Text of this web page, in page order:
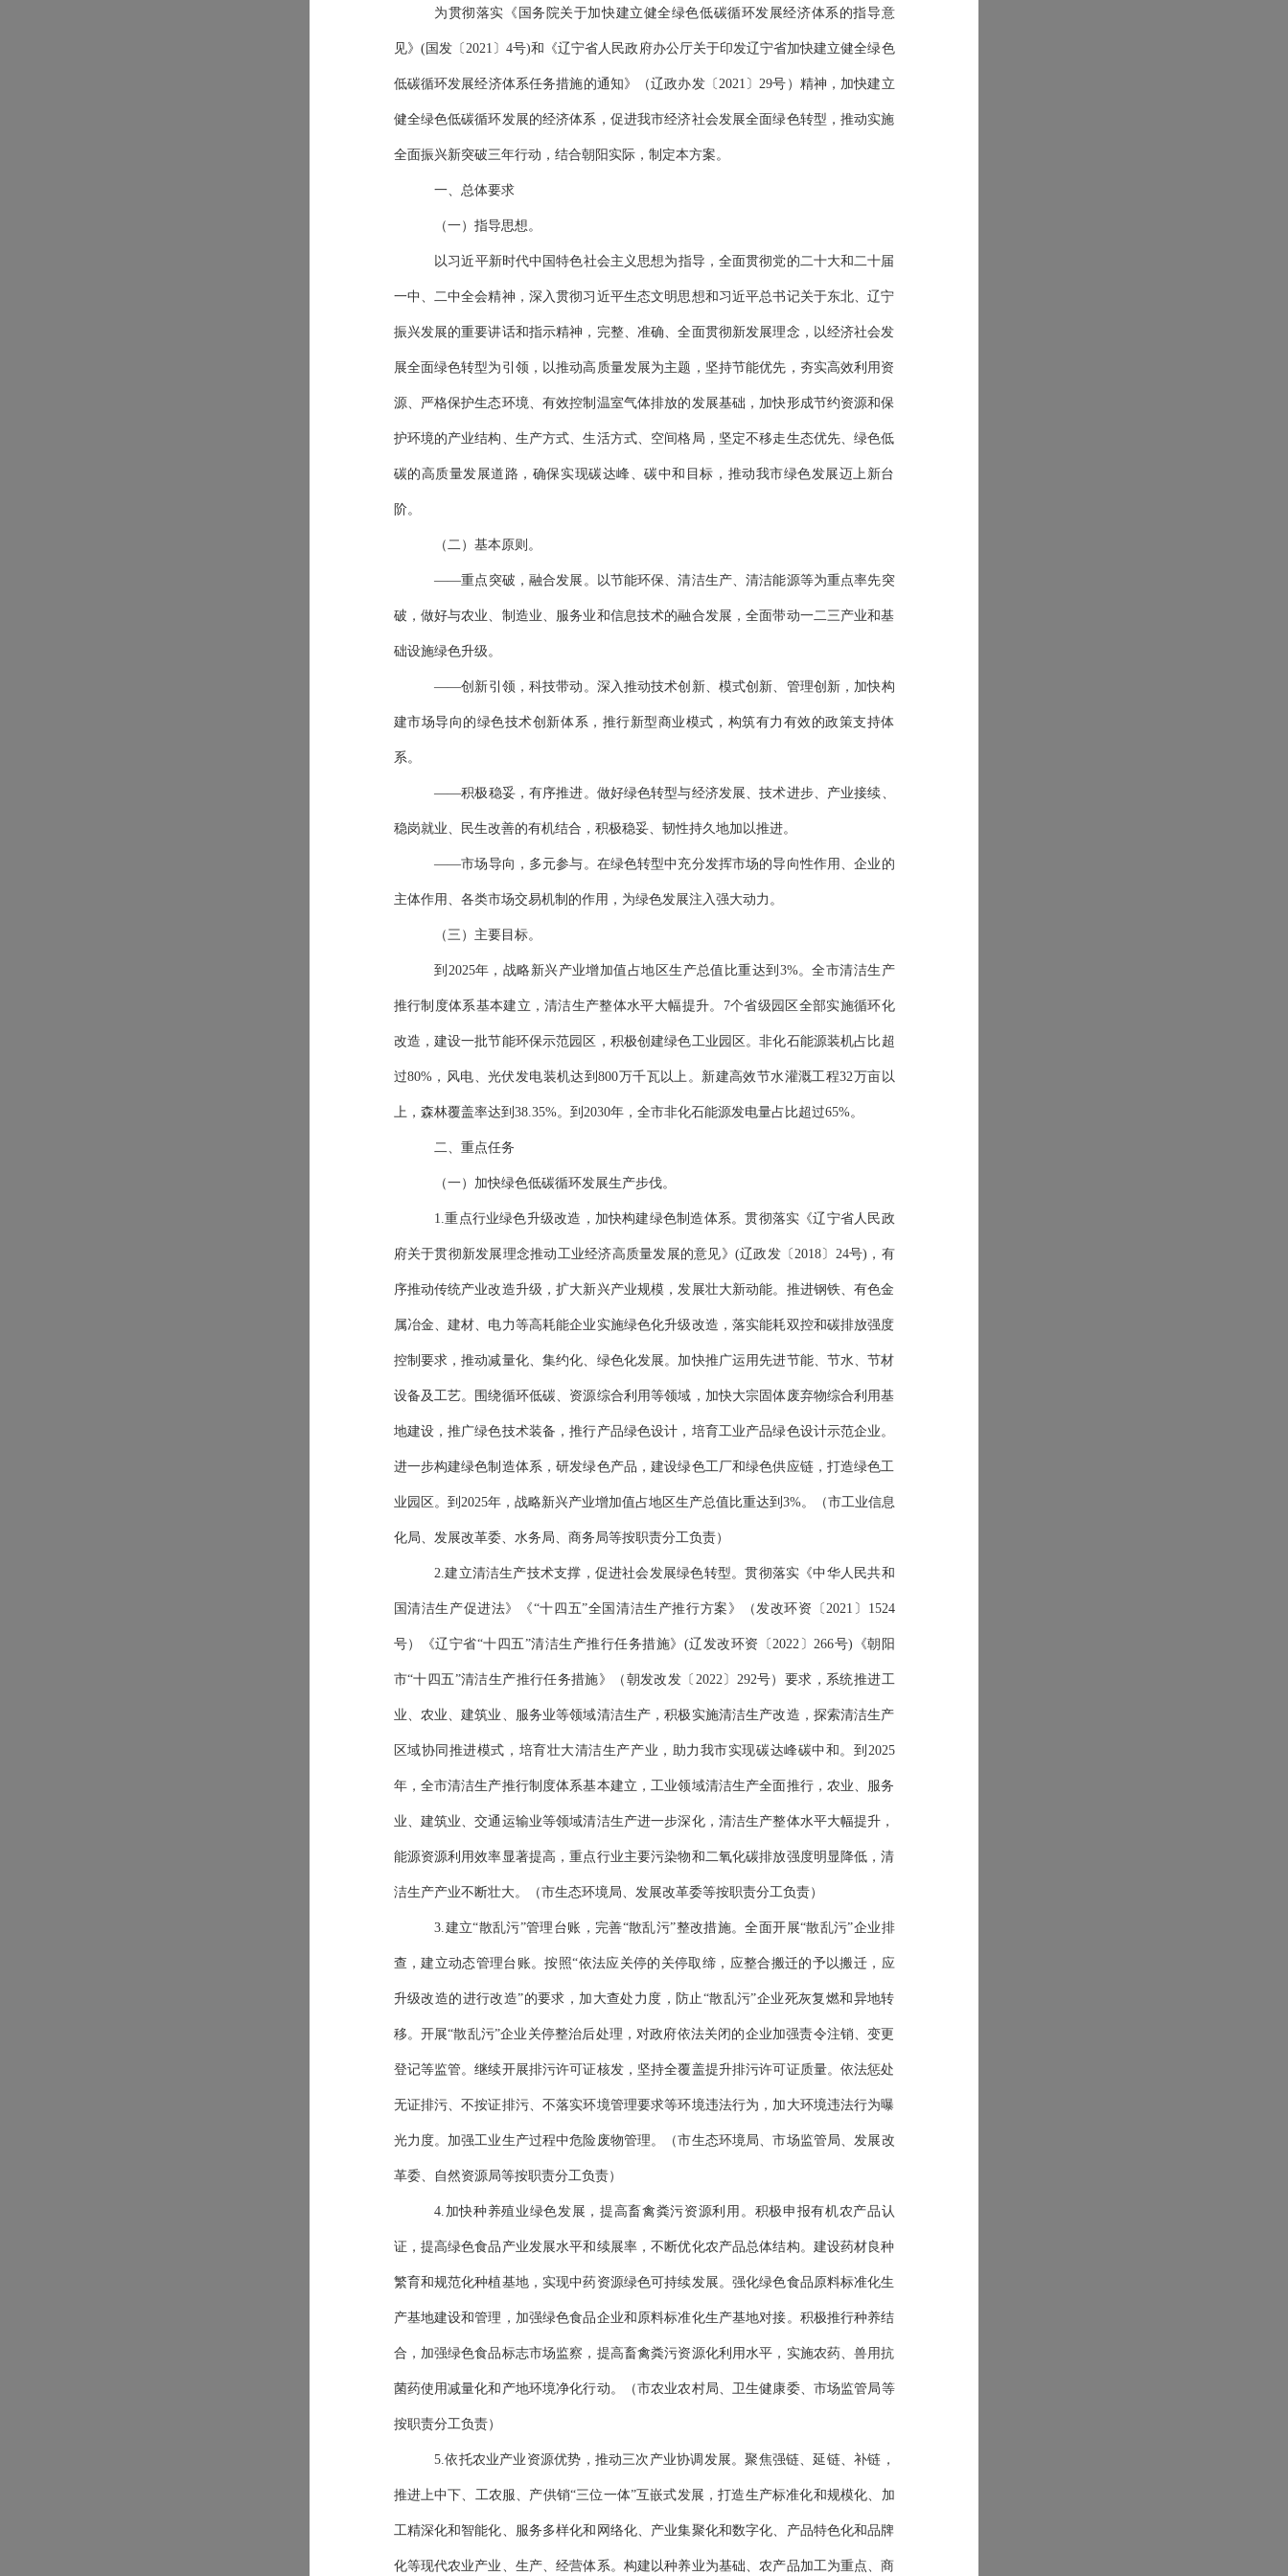
为贯彻落实《国务院关于加快建立健全绿色低碳循环发展经济体系的指导意
见》 (国发〔2021〕4号)和《辽宁省人民政府办公厅关于印发辽宁省加快建立健全绿色
低碳循环发展经济体系任务措施的通知》（辽政办发〔 2021〕29号）精神，加快建立
健全绿色低碳循环发展的经济体系，促进我市经济社会发展全面绿色转型，推动实施
全面振兴新突破三年行动，结合朝阳实际，制定本方案。
一、总体要求
（一）指导思想。
以习近平新时代中国特色社会主义思想为指导，全面贯彻党的二十大和二十届
一中、二中全会精神，深入贯彻习近平生态文明思想和习近平总书记关于东北、辽宁
振兴发展的重要讲话和指示精神，完整、准确、全面贯彻新发展理念，以经济社会发
展全面绿色转型为引领，以推动高质量发展为主题，坚持节能优先，夯实高效利用资
源、严格保护生态环境、有效控制温室气体排放的发展基础，加快形成节约资源和保
护环境的产业结构、生产方式、生活方式、空间格局，坚定不移走生态优先、绿色低
碳的高质量发展道路，确保实现碳达峰、碳中和目标，推动我市绿色发展迈上新台
阶。
（二）基本原则 。
——重点突破，融合发展。以节能环保、清洁生产、清洁能源等为重点率先突
破，做好与农业、制造业、服务业和信息技术的融合发展，全面带动一二三产业和基
础设施绿色升级。
——创新引领，科技带动。深入推动技术创新、模式创新、管理创新，加快构
建市场导向的绿色技术创新体系，推行新型商业模式，构筑有力有效的政策支持体
系。
——积极稳妥，有序推进。做好绿色转型与经济发展、技术进步、产业接续、
稳岗就业、民生改善的有机结合，积极稳妥、韧性持久地加以推进。
——市场导向，多元参与。在绿色转型中充分发挥市场的导向性作用、企业的
主体作用、各类市场交易机制的作用，为绿色发展注入强大动力。
（三）主要目标。
到 2025年，战略新兴产业增加值占地区生产总值比重达到 3%。全市清洁生产
推行制度体系基本建立，清洁生产整体水平大幅提升。 7个省级园区全部实施循环化
改造，建设一批节能环保示范园区， 积极创建绿色工业园区。非化石能源装机占比超
过80%，风电、光伏发电装机达到800万千瓦以上。新建高效节水灌溉工程32万亩以
上，森林覆盖率达到 38.35%。到2030年，全市非化石能源发电量占比超过65%。
二、重点任务
（一） 加快绿色低碳循环发展生产步伐。
1.重点行业绿色升级改造，加快构建绿色制造体系。贯彻落实《辽宁省人民政
府关于贯彻新发展理念推动工业经济高质量发展的意见》 (辽政发〔2018〕24号)，有
序推动传统产业改造升级，扩大新兴产业规模，发展壮大新动能。推进钢铁、有色金
属冶金、建材、电力等高耗能企业实施绿色化升级改造，落实能耗双控和碳排放强度
控制要求，推动减量化、集约化、绿色化发展。加快推广运用先进节能、节水、节材
设备及工艺。围绕循环低碳、资源综合利用等领域，加快大宗固体废弃物综合利用基
地建设，推广绿色技术装备，推行产品绿色设计，培育工业产品绿色设计示范企业。
进一步构建绿色制造体系，研发绿色产品，建设绿色工厂和绿色供应链，打造绿色工
业园区。 到 2025年，战略新兴产业增加值占地区生产总值比重达到 3%。 （市工业信息
化局、发展改革委、 水务局、商务局等按职责分工负责）
2.建立清洁生产技术支撑，促进社会发展绿色转型。贯彻落实《中华人民共和
国清洁生产促进法》《“十四五”全国清洁生产推行方案》（发改环资〔2021 〕 1524
号）《辽宁省“十四五”清洁生产推行任务措施》(辽发改环资 〔 2022 〕 266号)《朝阳
市“十四五”清洁生产推行任务措施》（朝发改发 〔 2022〕 292号）要求，系统推进工
业、农业、建筑业、服务业等领域清洁生产，积极实施清洁生产改造，探索清洁生产
区域协同推进模式，培育壮大清洁生产产业，助力我市实现碳达峰碳中和。到 2025
年，全市清洁生产推行制度体系基本建立，工业领域清洁生产全面推行，农业、服务
业、建筑业、交通运输业等领域清洁生产进一步深化，清洁生产整体水平大幅提升，
能源资源利用效率显著提高，重点行业主要污染物和二氧化碳排放强度明显降低，清
洁生产产业不断壮大。 （市生态环境局、 发展改革委等按职责分工负责）
3.建立“散乱污”管理台账，完善“散乱污”整改措施。全面开展“散乱污”企业排
查，建立动态管理台账。按照“依法应关停的关停取缔，应整合搬迁的予以搬迁，应
升级改造的进行改造”的要求，加大查处力度，防止“散乱污”企业死灰复燃和异地转
移。开展“散乱污”企业关停整治后处理，对政府依法关闭的企业加强责令注销、变更
登记等监管。继续开展排污许可证核发，坚持全覆盖提升排污许可证质量。依法惩处
无证排污、不按证排污、不落实环境管理要求等环境违法行为，加大环境违法行为曝
光力度。加强工业生产过程中危险废物管理。 （市生态环境局、市场监管局、发展改
革委、自然资源局等按职责分工负责）
4.加快种养殖业绿色发展，提高畜禽粪污资源利用。 积极申报有机农产品认
证，提高绿色食品产业发展水平和续展率，不断优化农产品总体结构。建设药材良种
繁育和规范化种植基地，实现中药资源绿色可持续发展。强化绿色食品原料标准化生
产基地建设和管理，加强绿色食品企业和原料标准化生产基地对接。积极推行种养结
合，加强绿色食品标志市场监察，提高畜禽粪污资源化利用水平，实施农药、兽用抗
菌药使用减量化和产地环境净化行动。 （市农业农村局、卫生健康委、市场监管局等
按职责分工负责）
5.依托农业产业资源优势，推动三次产业协调发展。聚焦强链、延链、补链，
推进上中下、工农服、产供销“三位一体”互嵌式发展，打造生产标准化和规模化、加
工精深化和智能化、服务多样化和网络化、产业集聚化和数字化、产品特色化和品牌
化等现代农业产业、生产、经营体系。构建以种养业为基础、农产品加工为重点、商